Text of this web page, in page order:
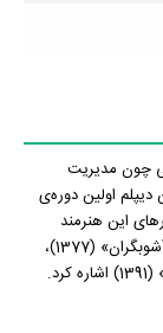
چون مدیریت
دیپلم اولین دوره‌‌ی
این هنرمند
می‌توان به بازی در فیلم‎های «ارابه‌ی مرگ» (1375)، «آشوبگران» (1377)،
«خاک و آتش» (1389)، «یوسف هور» (1391) و «تابو» (1391) اشاره کرد.